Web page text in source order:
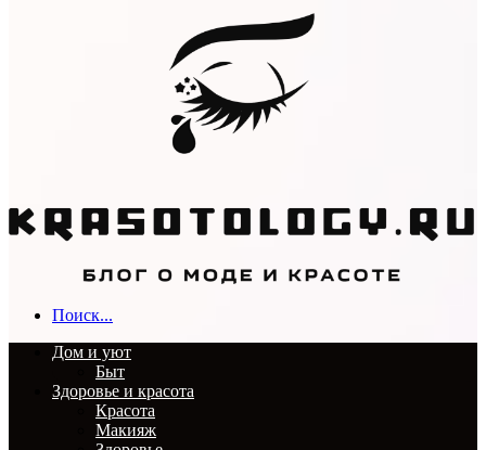
Поиск...
Дом и уют
Быт
Здоровье и красота
Красота
Макияж